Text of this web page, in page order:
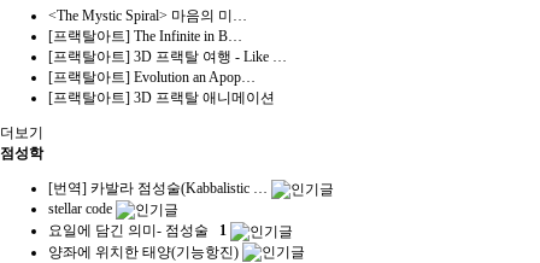
<The Mystic Spiral> 마음의 미…
[프랙탈아트] The Infinite in B…
[프랙탈아트] 3D 프랙탈 여행 - Like …
[프랙탈아트] Evolution an Apop…
[프랙탈아트] 3D 프랙탈 애니메이션
더보기
점성학
[번역] 카발라 점성술(Kabbalistic …
stellar code
요일에 담긴 의미- 점성술
1
양좌에 위치한 태양(기능항진)